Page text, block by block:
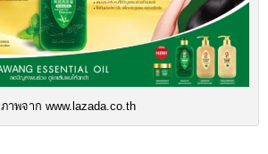
ภาพจาก www.lazada.co.th